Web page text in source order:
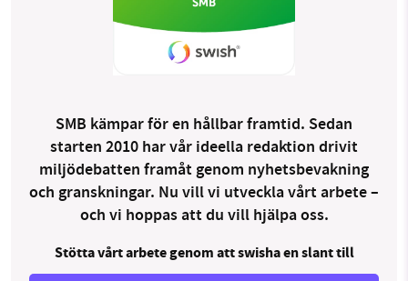
SMB kämpar för en hållbar framtid. Sedan
starten 2010 har vår ideella redaktion drivit
miljödebatten framåt genom nyhetsbevakning
och granskningar. Nu vill vi utveckla vårt arbete –
och vi hoppas att du vill hjälpa oss.
Stötta vårt arbete genom att swisha en slant till